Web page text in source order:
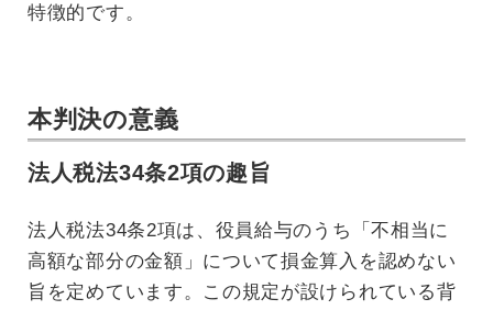
特徴的です。
本判決の意義
法人税法34条2項の趣旨
法人税法34条2項は、役員給与のうち「不相当に
高額な部分の金額」について損金算入を認めない
旨を定めています。この規定が設けられている背